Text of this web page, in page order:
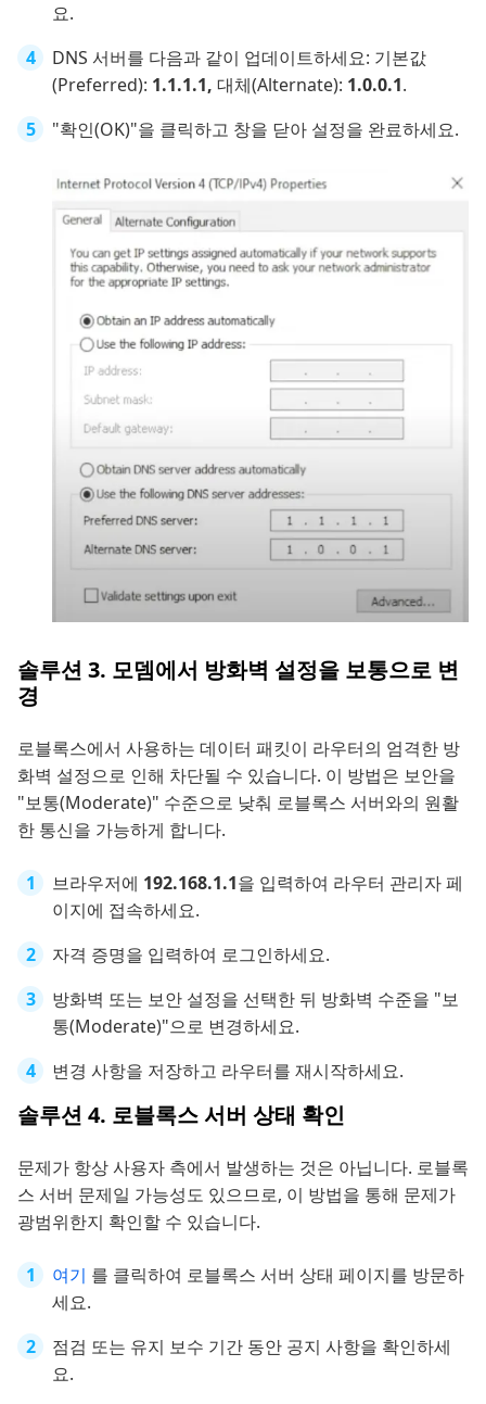
요.
DNS 서버를 다음과 같이 업데이트하세요: 기본값
(Preferred): 1.1.1.1, 대체(Alternate): 1.0.0.1.
"확인(OK)"을 클릭하고 창을 닫아 설정을 완료하세요.
솔루션 3. 모뎀에서 방화벽 설정을 보통으로 변
경
로블록스에서 사용하는 데이터 패킷이 라우터의 엄격한 방
화벽 설정으로 인해 차단될 수 있습니다. 이 방법은 보안을
"보통(Moderate)" 수준으로 낮춰 로블록스 서버와의 원활
한 통신을 가능하게 합니다.
브라우저에 192.168.1.1을 입력하여 라우터 관리자 페
이지에 접속하세요.
자격 증명을 입력하여 로그인하세요.
방화벽 또는 보안 설정을 선택한 뒤 방화벽 수준을 "보
통(Moderate)"으로 변경하세요.
변경 사항을 저장하고 라우터를 재시작하세요.
솔루션 4. 로블록스 서버 상태 확인
문제가 항상 사용자 측에서 발생하는 것은 아닙니다. 로블록
스 서버 문제일 가능성도 있으므로, 이 방법을 통해 문제가
광범위한지 확인할 수 있습니다.
여기 를 클릭하여 로블록스 서버 상태 페이지를 방문하
세요.
점검 또는 유지 보수 기간 동안 공지 사항을 확인하세
요.